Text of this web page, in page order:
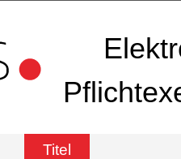
Titel